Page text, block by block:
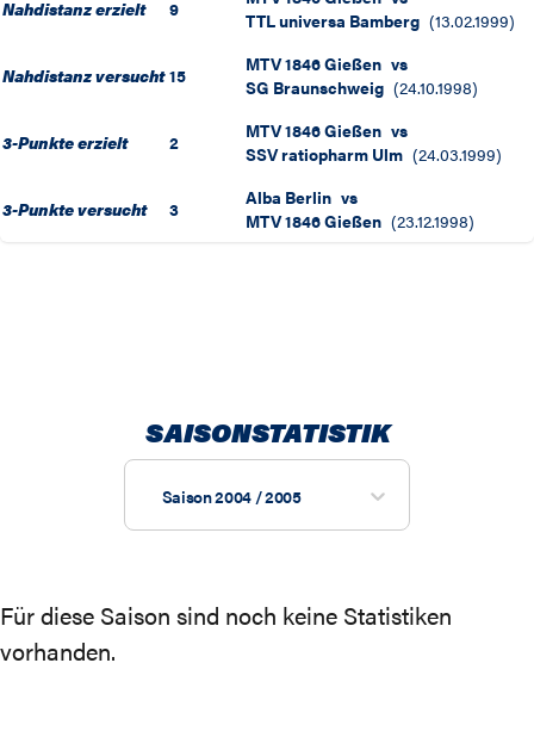
Nahdistanz erzielt 9
TTL universa Bamberg (13.02.1999)
Nahdistanz versucht 15 MTV 1846 Gießen vs
SG Braunschweig (24.10.1998)
3-Punkte erzielt 2 MTV 1846 Gießen vs
SSV ratiopharm Ulm (24.03.1999)
3-Punkte versucht 3 Alba Berlin vs
MTV 1846 Gießen (23.12.1998)
SAISONSTATISTIK
Saison 2004 / 2005
Für diese Saison sind noch keine Statistiken
vorhanden.